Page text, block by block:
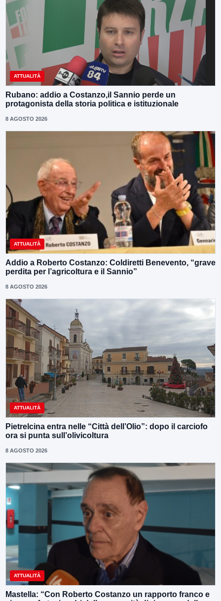
ATTUALITÀ
Rubano: addio a Costanzo,il Sannio perde un
protagonista della storia politica e istituzionale
8 AGOSTO 2026
ATTUALITÀ
Addio a Roberto Costanzo: Coldiretti Benevento, “grave
perdita per l’agricoltura e il Sannio”
8 AGOSTO 2026
ATTUALITÀ
Pietrelcina entra nelle “Città dell’Olio”: dopo il carciofo
ora si punta sull’olivicoltura
8 AGOSTO 2026
ATTUALITÀ
Mastella: “Con Roberto Costanzo un rapporto franco e